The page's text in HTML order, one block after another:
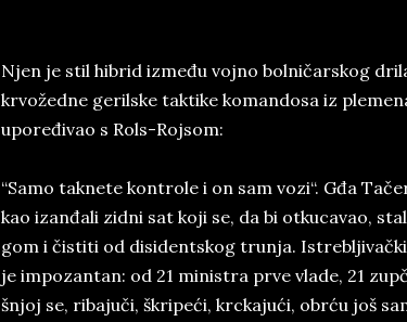
Njen­ je stil hi­brid između voj­no­ bol­ničar­skog
krvožedne ge­ril­ske tak­ti­ke ko­man­do­sa iz
upoređiva­o s Rols-Roj­som:
“Samo takne­te kon­tro­le i on sam vozi“. Gđa
kao izan­đa­li zid­ni sat koji se, da bi ot­ku­ca­vao,
gom i čis­ti­ti od di­si­dent­skog trunja.
je im­po­zan­tan: od 21 mi­ni­stra prve vla­de, 21
šn­joj se, ri­ba­juči, škri­peći, krc­ka­jući, obrću još